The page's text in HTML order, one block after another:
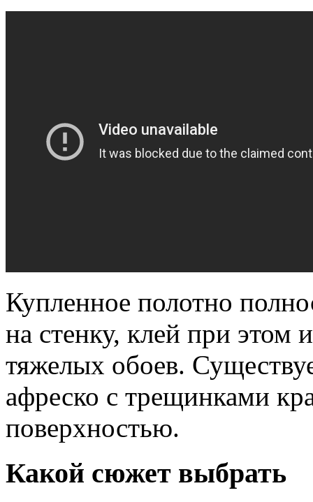
Купленное полотно
на стенку, клей при этом
тяжелых обоев.
афреско с трещинками
поверхностью.
Какой сюжет выбрать